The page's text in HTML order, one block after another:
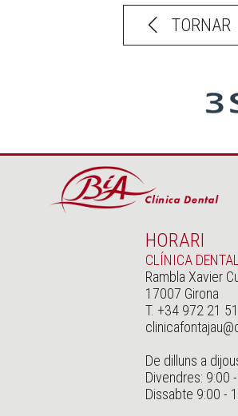
TORNAR
HORARI
CLÍNICA
Rambla Xavier
17007 Girona
T. +34 972 21
De dilluns a
Divendres: 9:00
Dissabte 9:00 -